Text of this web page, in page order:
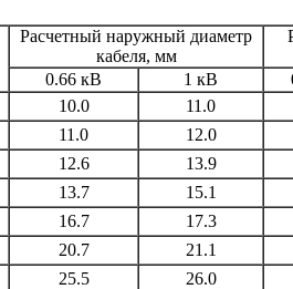
Расчетный наружный диаметр
кабеля, мм
0.66 кВ 1 кВ
10.0
11.0
11.0
12.0
12.6
13.9
13.7
15.1
16.7
17.3
20.7
21.1
25.5
26.0